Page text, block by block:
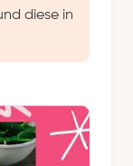
diese in